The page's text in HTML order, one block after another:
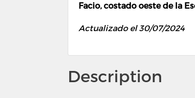
Facio, costado oeste de la
Actualizado el 30/07/2024
Description